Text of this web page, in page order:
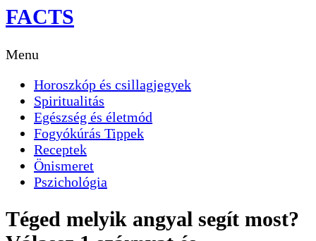
FACTS
Menu
Horoszkóp és csillagjegyek
Spiritualitás
Egészség és életmód
Fogyókúrás Tippek
Receptek
Önismeret
Pszichológia
Téged melyik angyal segít most?